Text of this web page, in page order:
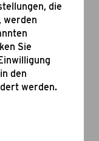
die
werden
Sie
den
werden.